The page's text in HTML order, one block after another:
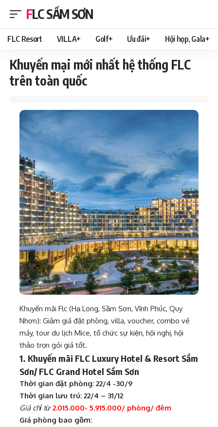
FLC SẦM SƠN
FLC Resort VILLA+ Golf+ Ưu đãi+ Hội họp, Gala+
Khuyến mại mới nhất hệ thống FLC
trên toàn quốc
Khuyến mãi Flc (Hạ Long, Sầm Sơn, Vĩnh Phúc, Quy
Nhơn): Giảm giá đặt phòng, villa, voucher, combo vé
máy, tour du lịch Mice, tổ chức sự kiện, hội nghị, hội
thảo trọn gói giá tốt.
1. Khuyến mãi FLC Luxury Hotel & Resort Sầm
Sơn/ FLC Grand Hotel Sầm Sơn
Thời gian đặt phòng: 22/4 -30/9
Thời gian lưu trú: 22/4 – 31/12
Giá chỉ từ2.015.000- 5.915.000/ phòng/ đêm
Giá phòng bao gồm: